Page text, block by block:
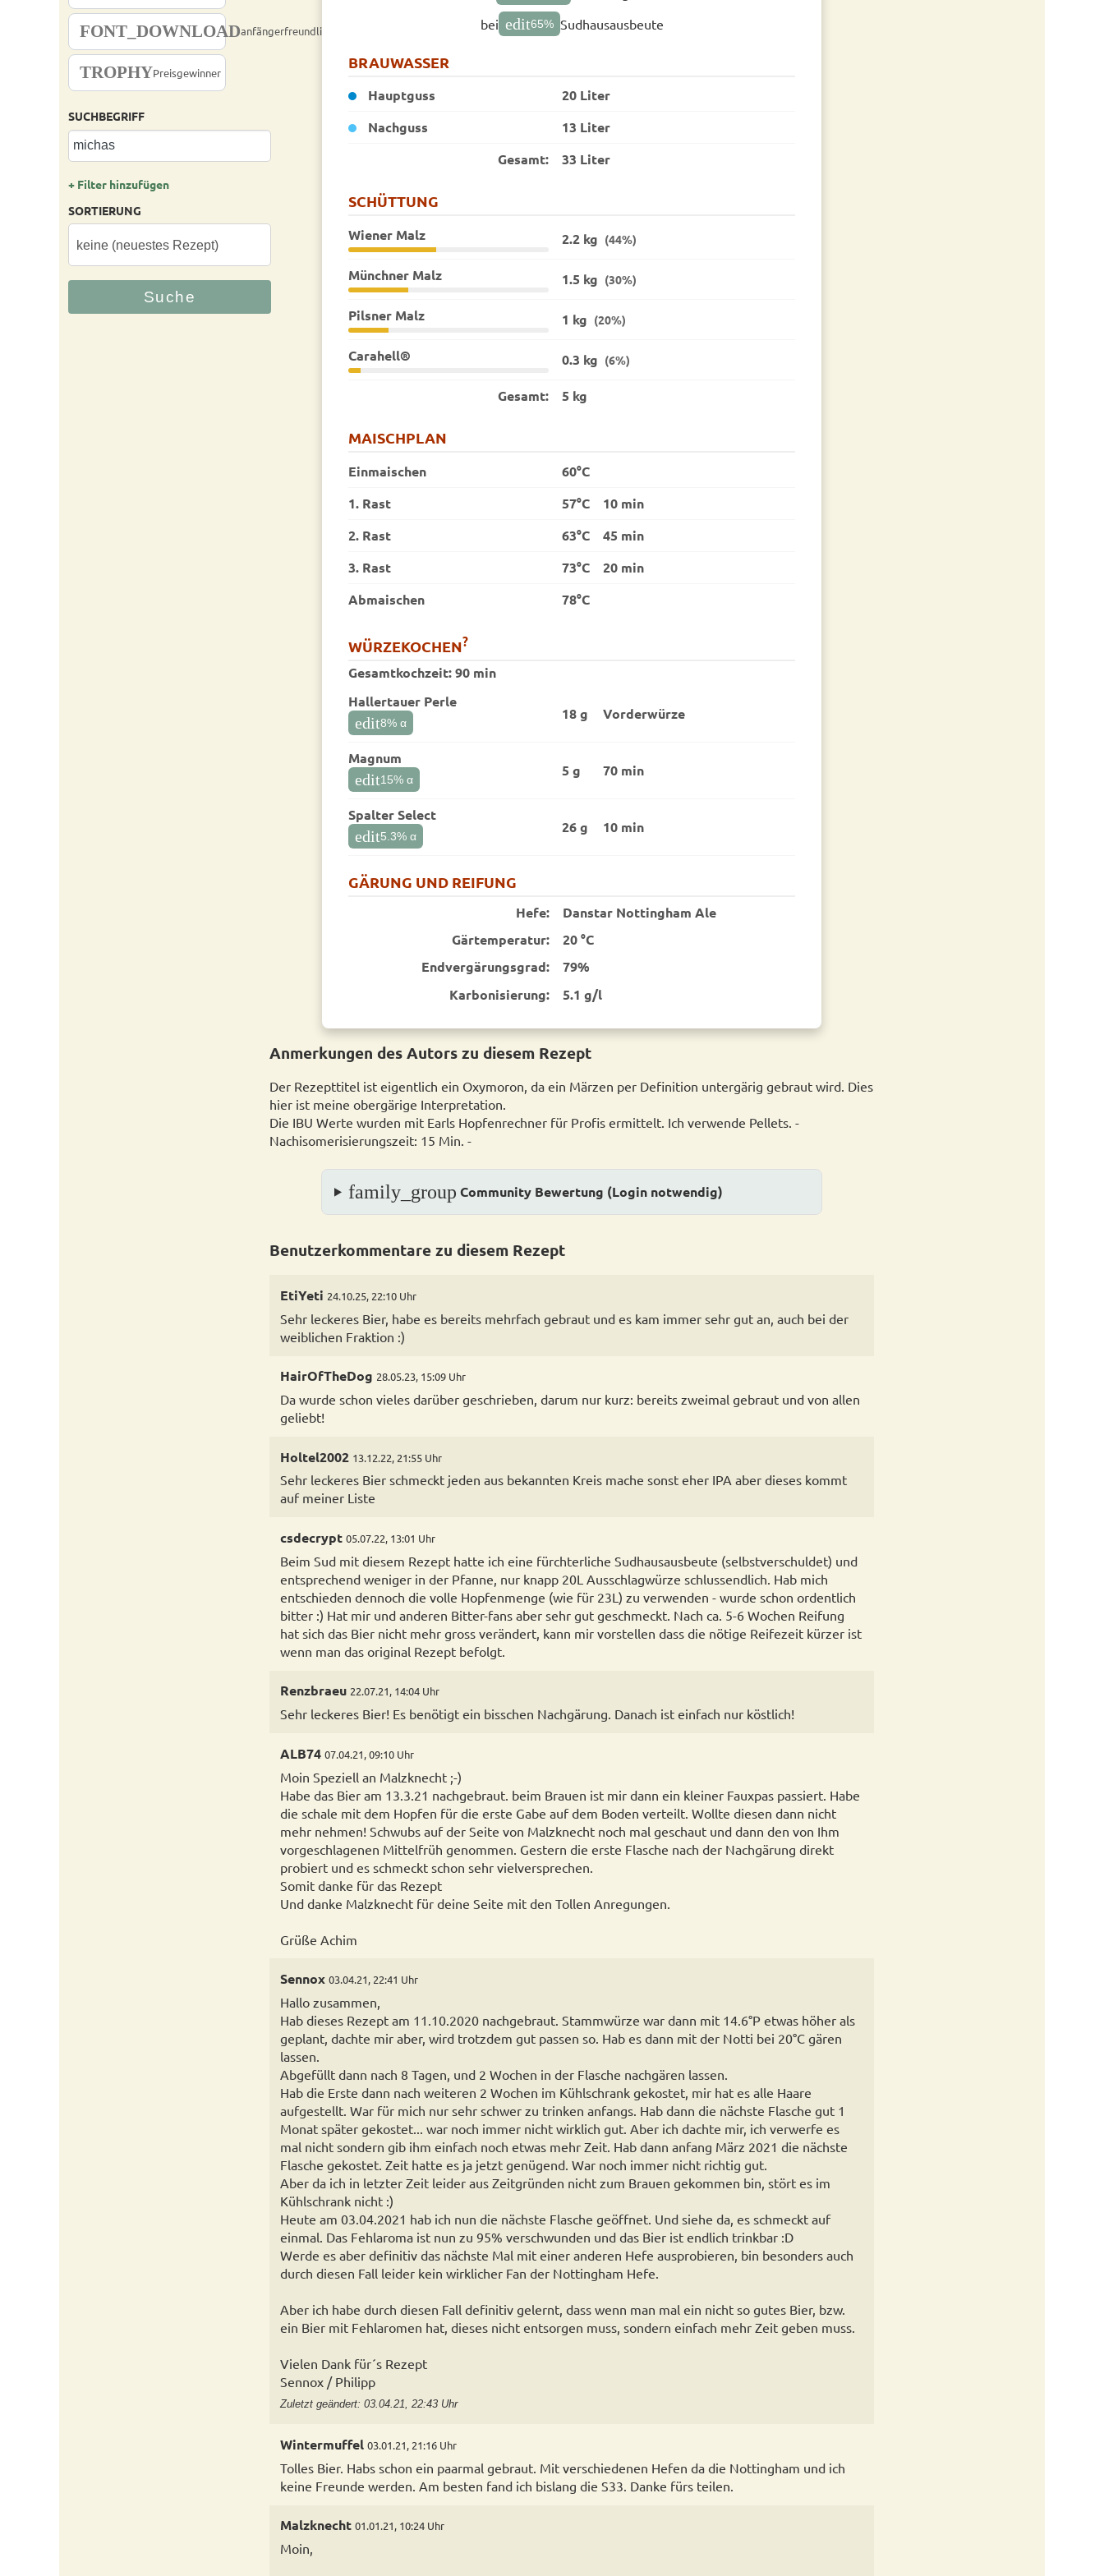
FONT_DOWNLOADanfängerfreundlich
TROPHYPreisgewinner
SUCHBEGRIFF
+ Filter hinzufügen
SORTIERUNG
bei edit65% Sudhausausbeute
BRAUWASSER
Hauptguss
20 Liter
Nachguss
13 Liter
Gesamt:
33 Liter
SCHÜTTUNG
Wiener Malz 2.2 kg (44%)
Münchner Malz 1.5 kg (30%)
Pilsner Malz 1 kg (20%)
Carahell® 0.3 kg (6%)
Gesamt: 5 kg
MAISCHPLAN
Einmaischen
60°C
1. Rast
57°C
10 min
2. Rast
63°C
45 min
3. Rast
73°C
20 min
Abmaischen
78°C
WÜRZEKOCHEN?
Gesamtkochzeit:90 min
Hallertauer Perle
edit8% α
18 g Vorder­würze
Magnum
edit15% α
5 g 70 min
Spalter Select
edit5.3% α
26 g 10 min
GÄRUNG UND REIFUNG
Hefe:
Danstar Nottingham Ale
Gärtemperatur:
20 °C
End­vergärungsgrad:
79%
Karbonisierung:
5.1 g/l
Anmerkungen des Autors zu diesem Rezept
Der Rezepttitel ist eigentlich ein Oxymoron, da ein Märzen per Definition untergärig gebraut wird. Dies
hier ist meine obergärige Interpretation.
Die IBU Werte wurden mit Earls Hopfenrechner für Profis ermittelt. Ich verwende Pellets. -
Nachisomerisierungszeit: 15 Min. -
family_group Community Bewertung (Login notwendig)
Benutzerkommentare zu diesem Rezept
EtiYeti 24.10.25, 22:10 Uhr
Sehr leckeres Bier, habe es bereits mehrfach gebraut und es kam immer sehr gut an, auch bei der
weiblichen Fraktion :)
HairOfTheDog 28.05.23, 15:09 Uhr
Da wurde schon vieles darüber geschrieben, darum nur kurz: bereits zweimal gebraut und von allen
geliebt!
Holtel2002 13.12.22, 21:55 Uhr
Sehr leckeres Bier schmeckt jeden aus bekannten Kreis mache sonst eher IPA aber dieses kommt
auf meiner Liste
csdecrypt 05.07.22, 13:01 Uhr
Beim Sud mit diesem Rezept hatte ich eine fürchterliche Sudhausausbeute (selbstverschuldet) und
entsprechend weniger in der Pfanne, nur knapp 20L Ausschlagwürze schlussendlich. Hab mich
entschieden dennoch die volle Hopfenmenge (wie für 23L) zu verwenden - wurde schon ordentlich
bitter :) Hat mir und anderen Bitter-fans aber sehr gut geschmeckt. Nach ca. 5-6 Wochen Reifung
hat sich das Bier nicht mehr gross verändert, kann mir vorstellen dass die nötige Reifezeit kürzer ist
wenn man das original Rezept befolgt.
Renzbraeu 22.07.21, 14:04 Uhr
Sehr leckeres Bier! Es benötigt ein bisschen Nachgärung. Danach ist einfach nur köstlich!
ALB74 07.04.21, 09:10 Uhr
Moin Speziell an Malzknecht ;-)
Habe das Bier am 13.3.21 nachgebraut. beim Brauen ist mir dann ein kleiner Fauxpas passiert. Habe
die schale mit dem Hopfen für die erste Gabe auf dem Boden verteilt. Wollte diesen dann nicht
mehr nehmen! Schwubs auf der Seite von Malzknecht noch mal geschaut und dann den von Ihm
vorgeschlagenen Mittelfrüh genommen. Gestern die erste Flasche nach der Nachgärung direkt
probiert und es schmeckt schon sehr vielversprechen.
Somit danke für das Rezept
Und danke Malzknecht für deine Seite mit den Tollen Anregungen.
Grüße Achim
Sennox 03.04.21, 22:41 Uhr
Hallo zusammen,
Hab dieses Rezept am 11.10.2020 nachgebraut. Stammwürze war dann mit 14.6°P etwas höher als
geplant, dachte mir aber, wird trotzdem gut passen so. Hab es dann mit der Notti bei 20°C gären
lassen.
Abgefüllt dann nach 8 Tagen, und 2 Wochen in der Flasche nachgären lassen.
Hab die Erste dann nach weiteren 2 Wochen im Kühlschrank gekostet, mir hat es alle Haare
aufgestellt. War für mich nur sehr schwer zu trinken anfangs. Hab dann die nächste Flasche gut 1
Monat später gekostet... war noch immer nicht wirklich gut. Aber ich dachte mir, ich verwerfe es
mal nicht sondern gib ihm einfach noch etwas mehr Zeit. Hab dann anfang März 2021 die nächste
Flasche gekostet. Zeit hatte es ja jetzt genügend. War noch immer nicht richtig gut.
Aber da ich in letzter Zeit leider aus Zeitgründen nicht zum Brauen gekommen bin, stört es im
Kühlschrank nicht :)
Heute am 03.04.2021 hab ich nun die nächste Flasche geöffnet. Und siehe da, es schmeckt auf
einmal. Das Fehlaroma ist nun zu 95% verschwunden und das Bier ist endlich trinkbar :D
Werde es aber definitiv das nächste Mal mit einer anderen Hefe ausprobieren, bin besonders auch
durch diesen Fall leider kein wirklicher Fan der Nottingham Hefe.
Aber ich habe durch diesen Fall definitiv gelernt, dass wenn man mal ein nicht so gutes Bier, bzw.
ein Bier mit Fehlaromen hat, dieses nicht entsorgen muss, sondern einfach mehr Zeit geben muss.
Vielen Dank für´s Rezept
Sennox / Philipp
Zuletzt geändert: 03.04.21, 22:43 Uhr
Wintermuffel 03.01.21, 21:16 Uhr
Tolles Bier. Habs schon ein paarmal gebraut. Mit verschiedenen Hefen da die Nottingham und ich
keine Freunde werden. Am besten fand ich bislang die S33. Danke fürs teilen.
Malzknecht 01.01.21, 10:24 Uhr
Moin,